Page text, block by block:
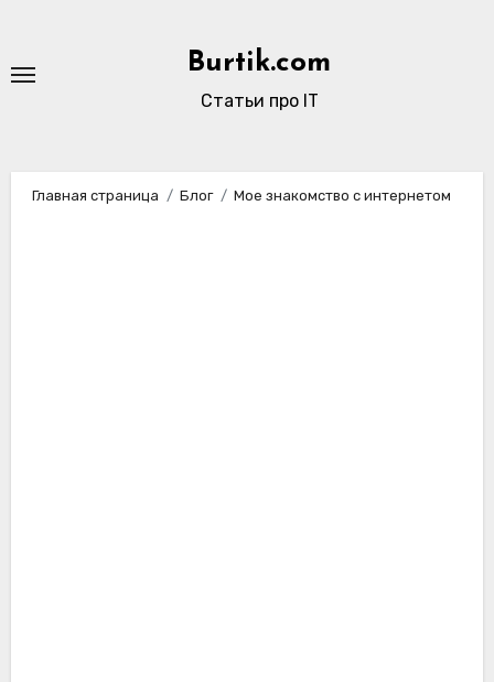
содержимому
Burtik.com
Статьи про IT
Главная страница Блог Мое знакомство с интернетом